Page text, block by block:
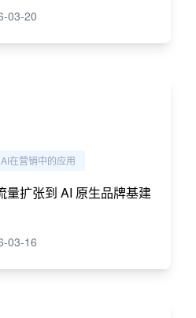
03-20
AI在营销中的应用
量扩张到 AI 原生品牌基建
03-16